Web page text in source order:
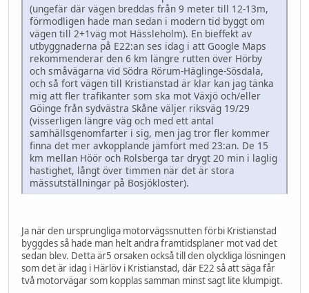
(ungefär där vägen breddas från 9 meter till 12-13m,
förmodligen hade man sedan i modern tid byggt om
vägen till 2+1väg mot Hässleholm). En bieffekt av
utbyggnaderna på E22:an ses idag i att Google Maps
rekommenderar den 6 km längre rutten över Hörby
och småvägarna vid Södra Rörum-Häglinge-Sösdala,
och så fort vägen till Kristianstad är klar kan jag tänka
mig att fler trafikanter som ska mot Växjö och/eller
Göinge från sydvästra Skåne väljer riksväg 19/29
(visserligen längre väg och med ett antal
samhällsgenomfarter i sig, men jag tror fler kommer
finna det mer avkopplande jämfört med 23:an. De 15
km mellan Höör och Rolsberga tar drygt 20 min i laglig
hastighet, långt över timmen när det är stora
mässutställningar på Bosjökloster).
Ja när den ursprungliga motorvägssnutten förbi Kristianstad
byggdes så hade man helt andra framtidsplaner mot vad det
sedan blev. Detta är5 orsaken också till den olyckliga lösningen
som det är idag i Härlöv i Kristianstad, där E22 så att säga får
två motorvägar som kopplas samman minst sagt lite klumpigt.